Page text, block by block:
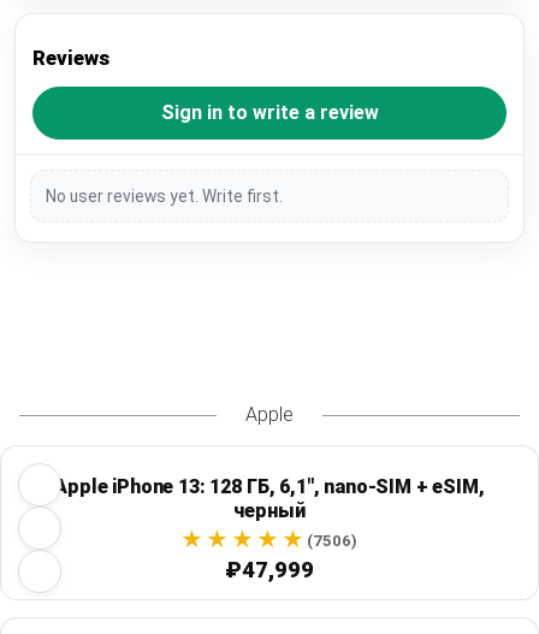
Reviews
Sign in to write a review
No user reviews yet. Write first.
Apple
Apple iPhone 13: 128 ГБ, 6,1", nano-SIM + eSIM,
черный
(7506)
₽47,999